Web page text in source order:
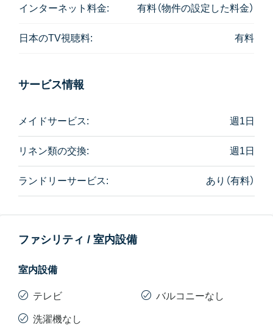
インターネット料金: 有料（物件の設定した料金）
日本のTV視聴料: 有料
サービス情報
メイドサービス: 週1日
リネン類の交換: 週1日
ランドリーサービス: あり（有料）
ファシリティ / 室内設備
室内設備
テレビ
洗濯機なし
バルコニーなし